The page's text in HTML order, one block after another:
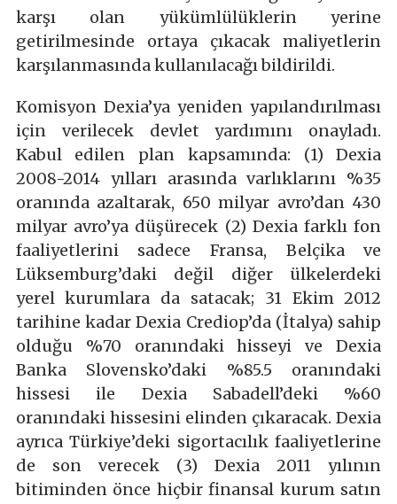
karşı olan yükümlülüklerin yerine
getirilmesinde ortaya çıkacak maliyetlerin
karşılanmasında kullanılacağı bildirildi.
Komisyon Dexia’ya yeniden yapılandırılması
için verilecek devlet yardımını onayladı.
Kabul edilen plan kapsamında: (1) Dexia
2008-2014 yılları arasında varlıklarını %35
oranında azaltarak, 650 milyar avro’dan 430
milyar avro’ya düşürecek (2) Dexia farklı fon
faaliyetlerini sadece Fransa, Belçika ve
Lüksemburg’daki değil diğer ülkelerdeki
yerel kurumlara da satacak; 31 Ekim 2012
tarihine kadar Dexia Crediop’da (İtalya) sahip
olduğu %70 oranındaki hisseyi ve Dexia
Banka Slovensko’daki %85.5 oranındaki
hissesi ile Dexia Sabadell’deki %60
oranındaki hissesini elinden çıkaracak. Dexia
ayrıca Türkiye’deki sigortacılık faaliyetlerine
de son verecek (3) Dexia 2011 yılının
bitiminden önce hiçbir finansal kurum satın